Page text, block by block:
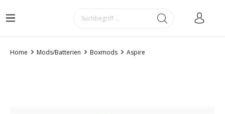
Home Mods/Batterien Boxmods Aspire